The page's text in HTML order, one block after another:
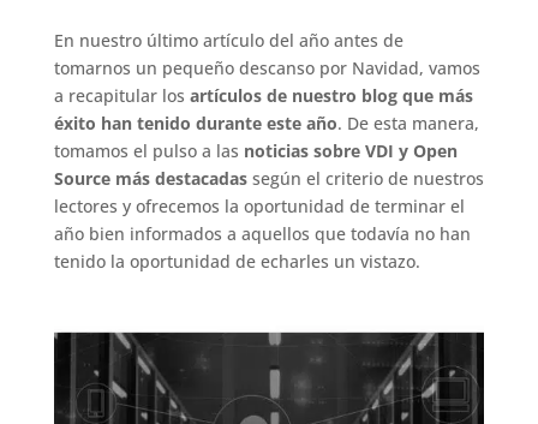
En nuestro último artículo del año antes de
tomarnos un pequeño descanso por Navidad, vamos
a recapitular los artículos de nuestro blog que más
éxito han tenido durante este año. De esta manera,
tomamos el pulso a las noticias sobre VDI y Open
Source más destacadassegún el criterio de nuestros
lectores y ofrecemos la oportunidad de terminar el
año bien informados a aquellos que todavía no han
tenido la oportunidad de echarles un vistazo.